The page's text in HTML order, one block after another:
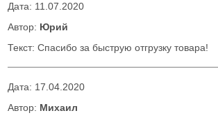
Дата: 11.07.2020
Автор: Юрий
Текст: Спасибо за быструю отгрузку товара!
Дата: 17.04.2020
Автор: Михаил